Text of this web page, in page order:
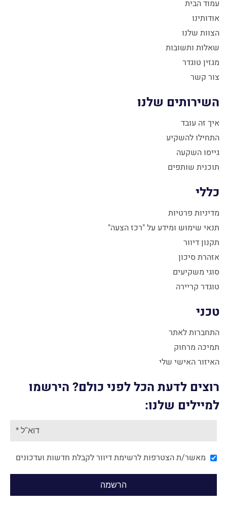
עמוד הבית
אודותינו
הצוות שלנו
שאלות ותשובות
מגזין טוגדר
צור קשר
השירותים שלנו
איך זה עובד
התחילו להשקיע
גייסו השקעה
תוכנית שותפים
כללי
מדיניות פרטיות
תנאי שימוש ומידע על "רכז הצעה"
תקנון דיוור
אזהרת סיכון
סוגי משקיעים
טוגדר קריירה
טכני
התחברות לאתר
תמיכה מרחוק
האיזור האישי שלי
רוצים לדעת הכל לפני כולם? הירשמו
למיילים שלנו:
מאשר/ת הצטרפות לרשימת דיוור לקבלת חדשות ועדכונים